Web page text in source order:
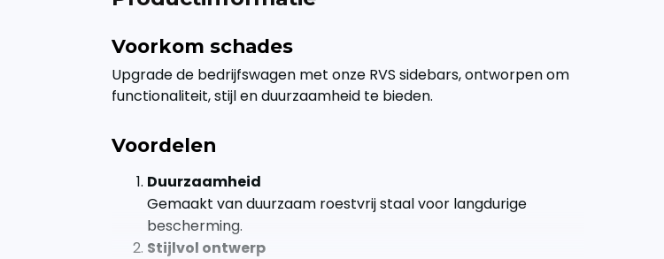
Voorkom schades
Upgrade de bedrijfswagen met onze RVS sidebars, ontworpen om
functionaliteit, stijl en duurzaamheid te bieden.
Voordelen
Duurzaamheid
Gemaakt van duurzaam roestvrij staal voor langdurige
bescherming.
Stijlvol ontwerp